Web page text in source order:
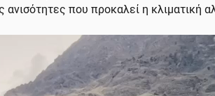
ανισότητες που προκαλεί η κλιματική